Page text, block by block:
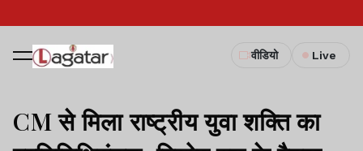
वीडियो Live
CM से मिला राष्ट्रीय युवा शक्ति का